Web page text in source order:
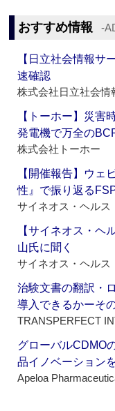
おすすめ情報
【日立社会情報サ
速確認
株式会社日立社会情
【トーホー】災
発電機で万全の
株式会社トーホー
【開催報告】ウェ
性』で振り返る
サイネオス・ヘルス
【サイネオス・
山氏に聞く
サイネオス・ヘルス
治験文書の翻訳・
導入できるかーそ
TRANSPERFECT
グローバルCDMO
品イノベーション
Apeloa